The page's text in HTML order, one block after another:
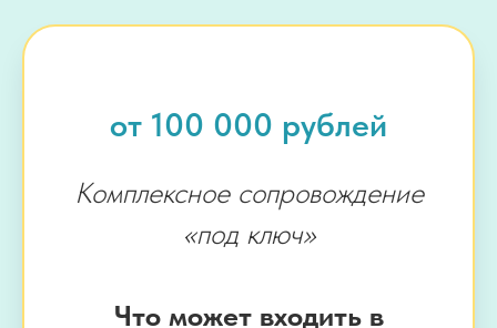
от 100 000 рублей
Комплексное сопровождение
«под ключ»
Что может входить в